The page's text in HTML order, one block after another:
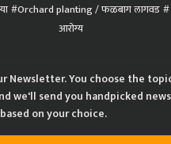
Orchard planting / फळबाग लागवड
आरोग्य
Newsletter. You choose the
we'll send you handpicked
on your choice.